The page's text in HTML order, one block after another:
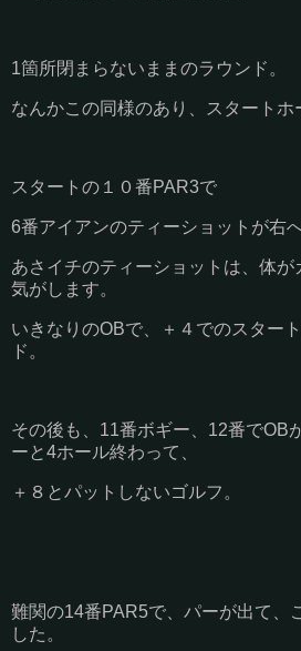
1箇所閉まらないままのラウンド。
なんかこの同様のあり、スタートホ
スタートの１０番PAR3で
6番アイアンのティーショットが右へ
あさイチのティーショットは、体が
気がします。
いきなりのOBで、＋４でのスター
ド。
その後も、11番ボギー、12番でOB
ーと4ホール終わって、
＋８とパットしないゴルフ。
難関の14番PAR5で、パーが出て、
した。